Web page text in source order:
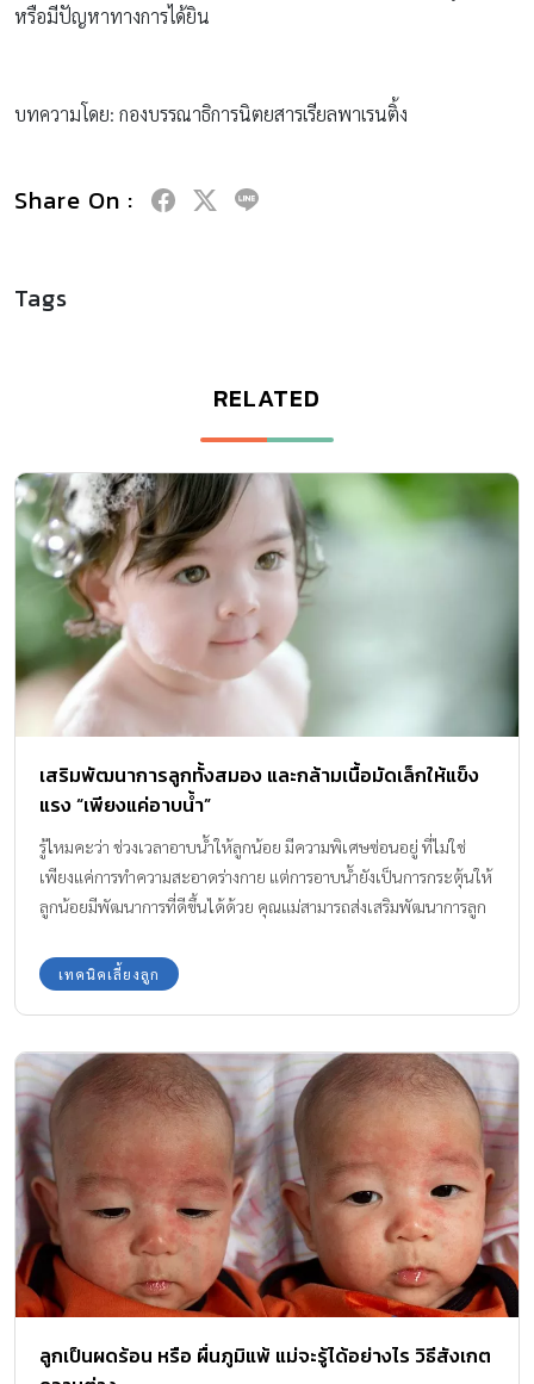
หรือมีปัญหาทางการได้ยิน
บทความโดย: กองบรรณาธิการนิตยสารเรียลพาเรนติ้ง
Share On :
Tags
RELATED
เสริมพัฒนาการลูกทั้งสมอง และกล้ามเนื้อมัดเล็กให้แข็ง
แรง “เพียงแค่อาบน้ำ”
รู้ไหมคะว่า ช่วงเวลาอาบน้ำให้ลูกน้อย มีความพิเศษซ่อนอยู่ ที่ไม่ใช่
เพียงแค่การทำความสะอาดร่างกาย แต่การอาบน้ำยังเป็นการกระตุ้นให้
ลูกน้อยมีพัฒนาการที่ดีขึ้นได้ด้วย คุณแม่สามารถส่งเสริมพัฒนาการลูก
เทคนิคเลี้ยงลูก
ลูกเป็นผดร้อน หรือ ผื่นภูมิแพ้ แม่จะรู้ได้อย่างไร วิธีสังเกต